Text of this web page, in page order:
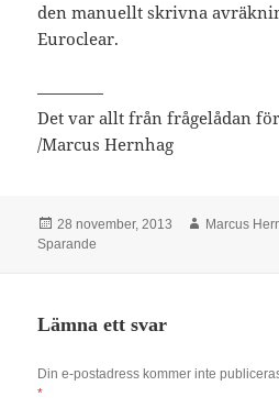
den manuellt skrivna
Euroclear.
————
Det var allt från frågelådan
/Marcus Hernhag
Postat
28 november, 2013 Författare
Marcus
Sparande
Lämna ett svar
Din e-postadress kommer inte
*